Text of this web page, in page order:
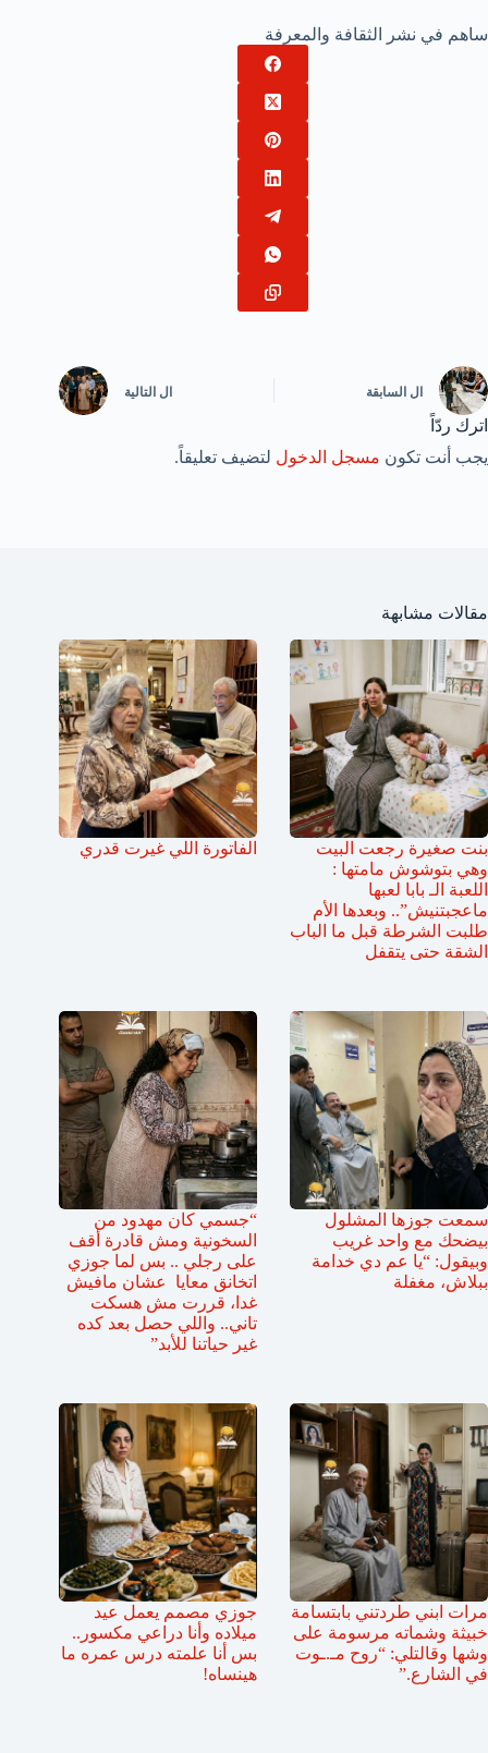
ساهم في نشر الثقافة والمعرفة
ال السابقة ال التالية
اترك ردّاً
يجب أنت تكون مسجل الدخول لتضيف تعليقاً.
مقالات مشابهة
بنت صغيرة رجعت البيت
وهي بتوشوش مامتها :
اللعبة الـ بابا لعبها
ماعجبتنيش”.. وبعدها الأم
طلبت الشرطة قبل ما الباب
الشقة حتى يتقفل
الفاتورة اللي غيرت قدري
سمعت جوزها المشلول
بيضحك مع واحد غريب
وبيقول: “يا عم دي خدامة
ببلاش، مغفلة
“جسمي كان مهدود من
السخونية ومش قادرة أقف
على رجلي .. بس لما جوزي
اتخانق معايا عشان مافيش
غدا، قررت مش هسكت
تاني.. واللي حصل بعد كده
غير حياتنا للأبد”
مرات ابني طردتني بابتسامة
خبيثة وشماته مرسومة على
وشها وقالتلي: “روح مـ.ـوت
في الشارع.”
جوزي مصمم يعمل عيد
ميلاده وأنا دراعي مكسور..
بس أنا علمته درس عمره ما
هينساه!